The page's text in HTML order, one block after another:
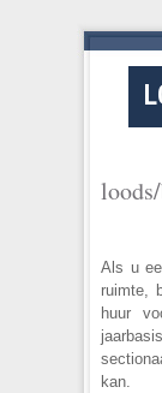
Als u
ruimte,
huur
kan.